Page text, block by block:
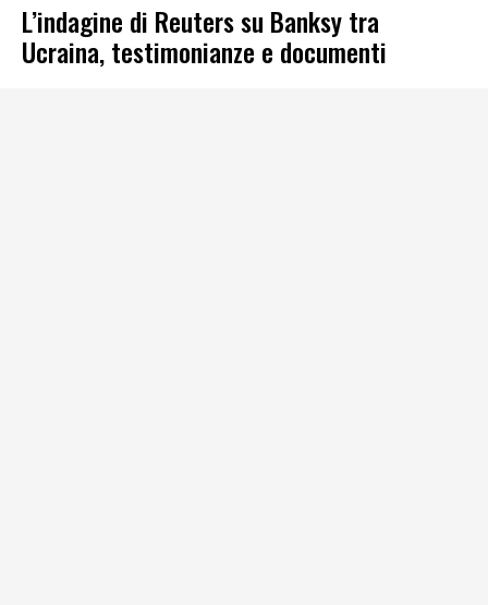
L’indagine di Reuters su Banksy tra
Ucraina, testimonianze e documenti